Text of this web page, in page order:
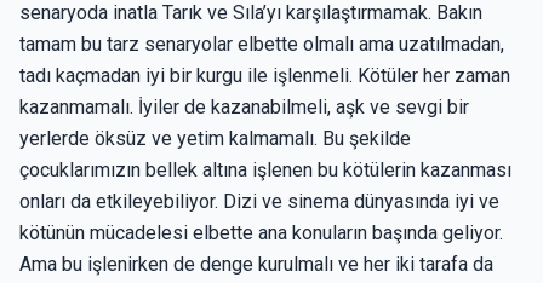
senaryoda inatla Tarık ve Sıla’yı karşılaştırmamak. Bakın
tamam bu tarz senaryolar elbette olmalı ama uzatılmadan,
tadı kaçmadan iyi bir kurgu ile işlenmeli. Kötüler her zaman
kazanmamalı. İyiler de kazanabilmeli, aşk ve sevgi bir
yerlerde öksüz ve yetim kalmamalı. Bu şekilde
çocuklarımızın bellek altına işlenen bu kötülerin kazanması
onları da etkileyebiliyor. Dizi ve sinema dünyasında iyi ve
kötünün mücadelesi elbette ana konuların başında geliyor.
Ama bu işlenirken de denge kurulmalı ve her iki tarafa da